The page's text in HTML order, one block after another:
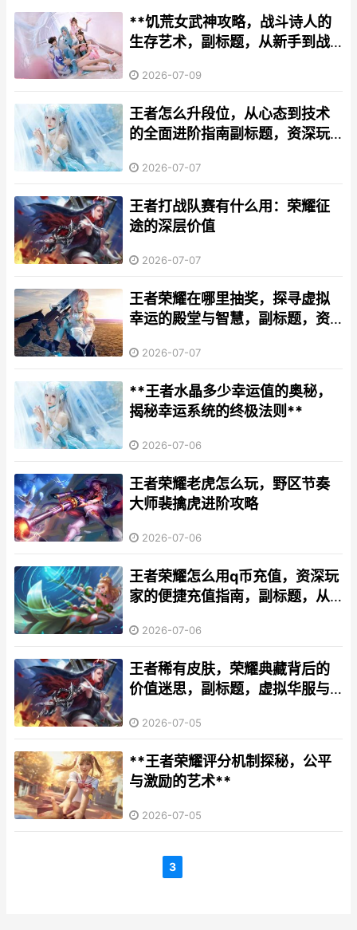
**饥荒女武神攻略，战斗诗人的
生存艺术，副标题，从新手到战
2026-07-09
王者怎么升段位，从心态到技术
的全面进阶指南副标题，资深玩
2026-07-07
王者打战队赛有什么用：荣耀征
途的深层价值
2026-07-07
王者荣耀在哪里抽奖，探寻虚拟
幸运的殿堂与智慧，副标题，资
2026-07-07
**王者水晶多少幸运值的奥秘，
揭秘幸运系统的终极法则**
2026-07-06
王者荣耀老虎怎么玩，野区节奏
大师裴擒虎进阶攻略
2026-07-06
王者荣耀怎么用q币充值，资深玩
家的便捷充值指南，副标题，从
2026-07-06
王者稀有皮肤，荣耀典藏背后的
价值迷思，副标题，虚拟华服与
2026-07-05
**王者荣耀评分机制探秘，公平
与激励的艺术**
2026-07-05
3